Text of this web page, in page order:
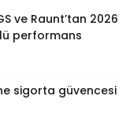
ve Raunt’tan 2026
performans
sigorta güvencesi